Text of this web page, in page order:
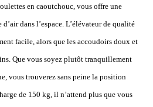
en caoutchouc, vous offre une
dans l’espace. L’élévateur de qualité
facile, alors que les accoudoirs doux et
Que vous soyez plutôt tranquillement
vous trouverez sans peine la position
de 150 kg, il n’attend plus que vous